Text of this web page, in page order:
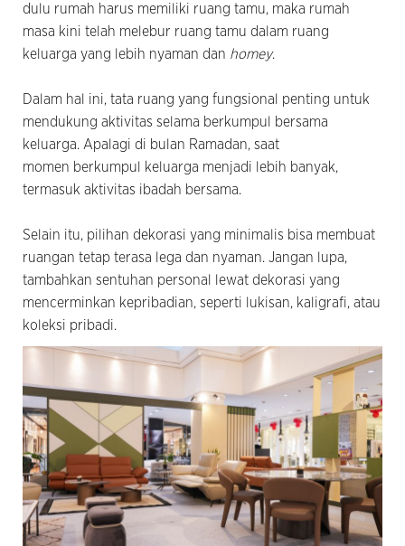
dulu rumah harus memiliki ruang tamu, maka rumah
masa kini telah melebur ruang tamu dalam ruang
keluarga yang lebih nyaman dan homey.
Dalam hal ini, tata ruang yang fungsional penting untuk
mendukung aktivitas selama berkumpul bersama
keluarga. Apalagi di bulan Ramadan, saat
momen berkumpul keluarga menjadi lebih banyak,
termasuk aktivitas ibadah bersama.
Selain itu, pilihan dekorasi yang minimalis bisa membuat
ruangan tetap terasa lega dan nyaman. Jangan lupa,
tambahkan sentuhan personal lewat dekorasi yang
mencerminkan kepribadian, seperti lukisan, kaligrafi, atau
koleksi pribadi.